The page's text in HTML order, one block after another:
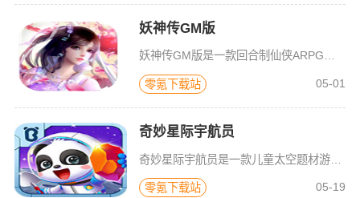
妖神传GM版
妖神传GM版是一款回合制仙侠ARPG游戏，游戏画风可爱Q萌，建模也非常精致。虽是一款回合制游戏，但是在游戏局外，玩家可以自由的在辽阔的地图内玩耍探索，3D全景视角，不放过每一个风景。更有可爱的骑宠供玩
零氪下载站 05-01
奇妙星际宇航员
奇妙星际宇航员是一款儿童太空题材游戏，太空是什么样子？宇航员在空间站如何生活？小朋友们一定很好奇，游戏中包含了很多关于宇宙的百科知识，配合小游戏的玩法，可以让宝宝们在一遍玩耍中学习关于神秘宇宙的知识，
零氪下载站 05-19